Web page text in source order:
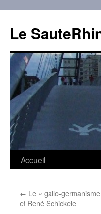
contenu
Le
Accueil
← Le « gallo-
et René Schickele